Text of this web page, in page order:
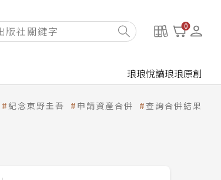
0
琅琅悅讀琅琅原創
紀念東野圭吾 申請資產合併 查詢合併結果